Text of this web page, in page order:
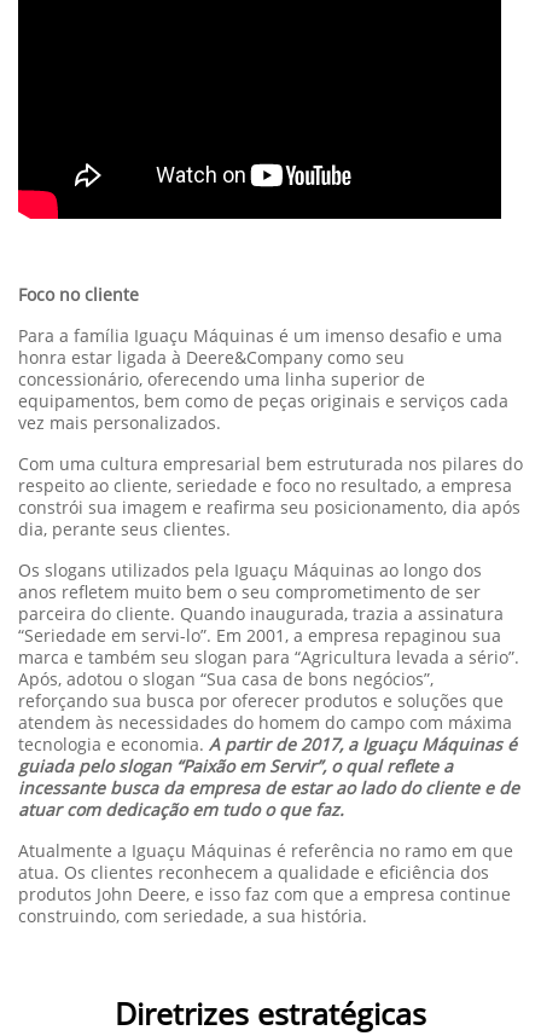
Foco no cliente
Para a família Iguaçu Máquinas é um imenso desafio e uma
honra estar ligada à Deere&Company como seu
concessionário, oferecendo uma linha superior de
equipamentos, bem como de peças originais e serviços cada
vez mais personalizados.
Com uma cultura empresarial bem estruturada nos pilares do
respeito ao cliente, seriedade e foco no resultado, a empresa
constrói sua imagem e reafirma seu posicionamento, dia após
dia, perante seus clientes.
Os slogans utilizados pela Iguaçu Máquinas ao longo dos
anos refletem muito bem o seu comprometimento de ser
parceira do cliente. Quando inaugurada, trazia a assinatura
“Seriedade em servi-lo”. Em 2001, a empresa repaginou sua
marca e também seu slogan para “Agricultura levada a sério”.
Após, adotou o slogan “Sua casa de bons negócios”,
reforçando sua busca por oferecer produtos e soluções que
atendem às necessidades do homem do campo com máxima
tecnologia e economia. A partir de 2017, a Iguaçu Máquinas é
guiada pelo slogan “Paixão em Servir”, o qual reflete a
incessante busca da empresa de estar ao lado do cliente e de
atuar com dedicação em tudo o que faz.
Atualmente a Iguaçu Máquinas é referência no ramo em que
atua. Os clientes reconhecem a qualidade e eficiência dos
produtos John Deere, e isso faz com que a empresa continue
construindo, com seriedade, a sua história.
Diretrizes estratégicas